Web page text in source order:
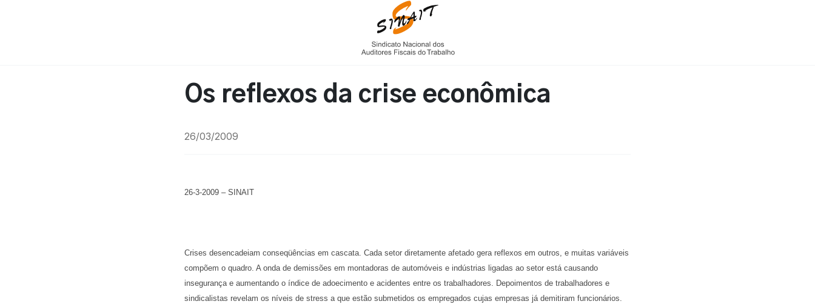
Os reflexos da crise econômica
26/03/2009
26-3-2009 – SINAIT
Crises desencadeiam conseqüências em cascata. Cada setor diretamente afetado gera reflexos em outros, e muitas variáveis
compõem o quadro. A onda de demissões em montadoras de automóveis e indústrias ligadas ao setor está causando
insegurança e aumentando o índice de adoecimento e acidentes entre os trabalhadores. Depoimentos de trabalhadores e
sindicalistas revelam os níveis de stress a que estão submetidos os empregados cujas empresas já demitiram funcionários.